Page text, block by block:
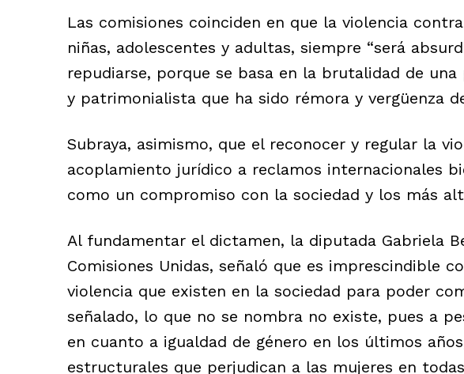
Las comisiones coinciden en que la violencia
niñas, adolescentes y adultas, siempre “será
repudiarse, porque se basa en la brutalidad de
y patrimonialista que ha sido rémora y vergüenza
Subraya, asimismo, que el reconocer y regular la
acoplamiento jurídico a reclamos internacionales
como un compromiso con la sociedad y los más
Al fundamentar el dictamen, la diputada Gabriela
Comisiones Unidas, señaló que es imprescindible
violencia que existen en la sociedad para poder
señalado, lo que no se nombra no existe, pues a
en cuanto a igualdad de género en los últimos
estructurales que perjudican a las mujeres en todas